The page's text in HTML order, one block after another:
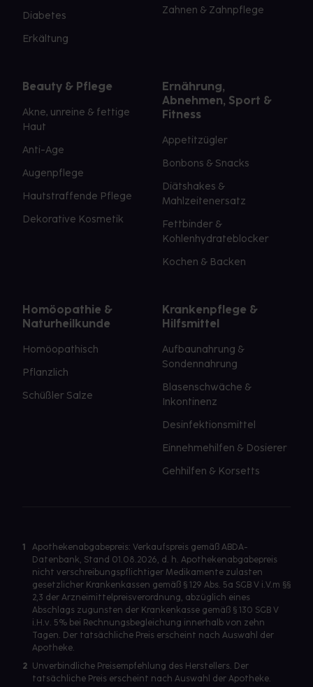
Diabetes
Erkältung
Zahnen & Zahnpflege
Beauty & Pflege
Akne, unreine & fettige
Haut
Anti-Age
Augenpflege
Hautstraffende Pflege
Dekorative Kosmetik
Ernährung,
Abnehmen, Sport &
Fitness
Appetitzügler
Bonbons & Snacks
Diätshakes &
Mahlzeitenersatz
Fettbinder &
Kohlenhydrateblocker
Kochen & Backen
Homöopathie &
Naturheilkunde
Homöopathisch
Pflanzlich
Schüßler Salze
Krankenpflege &
Hilfsmittel
Aufbaunahrung &
Sondennahrung
Blasenschwäche &
Inkontinenz
Desinfektionsmittel
Einnehmehilfen & Dosierer
Gehhilfen & Korsetts
1
Apothekenabgabepreis: Verkaufspreis gemäß ABDA-
Datenbank, Stand 01.08.2026, d. h. Apothekenabgabepreis
nicht verschreibungspflichtiger Medikamente zulasten
gesetzlicher Krankenkassen gemäß § 129 Abs. 5a SGB V i.V.m §§
2,3 der Arzneimittelpreisverordnung, abzüglich eines
Abschlags zugunsten der Krankenkasse gemäß § 130 SGB V
i.H.v. 5% bei Rechnungsbegleichung innerhalb von zehn
Tagen. Der tatsächliche Preis erscheint nach Auswahl der
Apotheke.
2 Unverbindliche Preisempfehlung des Herstellers. Der
tatsächliche Preis erscheint nach Auswahl der Apotheke.